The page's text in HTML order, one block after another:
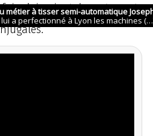
s’aimaient davantage et
qui ne donnent plus guère